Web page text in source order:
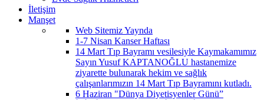
İletişim
Manşet
Web Sitemiz Yaynda
1-7 Nisan Kanser Haftası
14 Mart Tıp Bayramı vesilesiyle Kaymakamımız
Sayın Yusuf KAPTANOĞLU hastanemize
ziyarette bulunarak hekim ve sağlık
çalışanlarımızın 14 Mart Tıp Bayramını kutladı.
6 Haziran "Dünya Diyetisyenler Günü”